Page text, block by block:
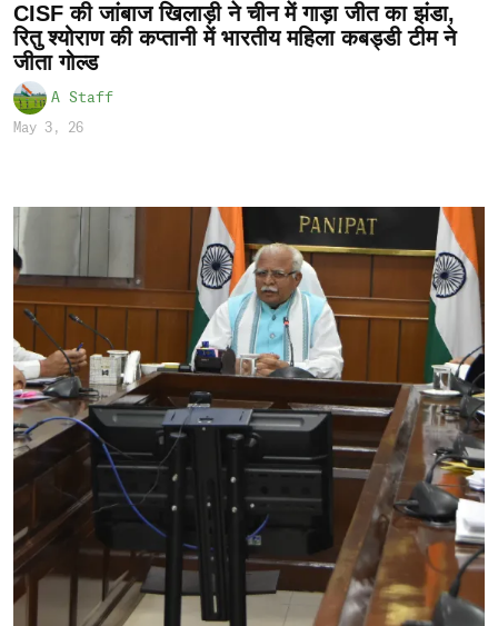
CISF की जांबाज खिलाड़ी ने चीन में गाड़ा जीत का झंडा,
रितु श्योराण की कप्तानी में भारतीय महिला कबड्डी टीम ने
जीता गोल्ड
A Staff
May 3, 26